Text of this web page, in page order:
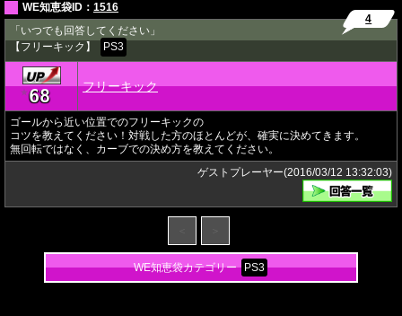
WE知恵袋ID： 1516
「いつでも回答してください」
【フリーキック】
PS3
4
★68 フリーキック
ゴールから近い位置でのフリーキックの
コツを教えてください！対戦した方のほとんどが、確実に決めてきます。
無回転ではなく、カーブでの決め方を教えてください。
ゲストプレーヤー(2016/03/12 13:32:03)
WE知恵袋カテゴリー PS3